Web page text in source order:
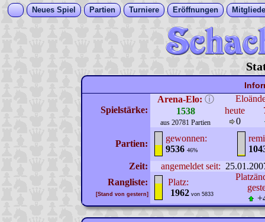
Neues Spiel Partien Turniere Eröffnungen
Spielstärke:
Arena-Elo: ⓘ
1538
aus 20781 Partien
heute
0
Partien:
gewonnen:
9536 46%
Zeit:
angemeldet seit:
Rangliste:
[Stand von gestern]
Platz:
1962 von 5833